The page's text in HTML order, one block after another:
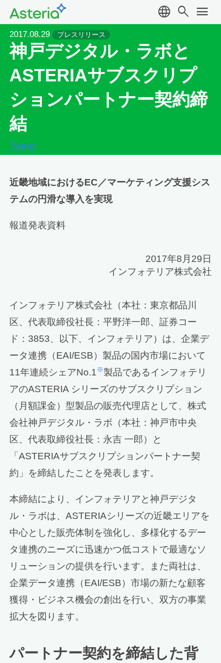
language search menu
2017.08.29 プレスリリース
神戸デジタル・ラボと
ASTERIAサブスクリプ
ションパートナー契約締
結
Tweet
近畿地域におけるEC／マーケティング支援シス
テムの円滑な導入を実現
報道発表資料
2017年8月29日
インフォテリア株式会社
インフォテリア株式会社（本社：東京都品川
区、代表取締役社長：平野洋一郎、証券コー
ド：3853、以下、インフォテリア）は、企業デ
ータ連携（EAI/ESB）製品の国内市場において
11年連続シェアNo.1※製品であるインフォテリ
アのASTERIA シリーズのサブスクリプション
（月額課金）型製品の販売代理店として、株式
会社神戸デジタル・ラボ（本社：神戸市中央
区、代表取締役社長：永吉 一郎）と
「ASTERIAサブスクリプションパートナー契
約」を締結したことを発表します。
本締結により、インフォテリアと神戸デジタ
ル・ラボは、ASTERIAシリーズの近畿エリアを
中心とした販売体制を強化し、多様化するデー
タ連携のニーズに迅速かつ低コストで最適なソ
リューションの提供を行います。また両社は、
企業データ連携（EAI/ESB）市場の新たな顧客
獲得・ビジネス機会の創出を行い、双方の事業
拡大を図ります。
パートナー契約を締結した背